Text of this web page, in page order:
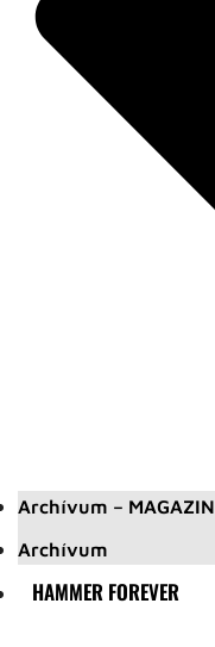
Archívum – MAGAZIN
Archívum
HAMMER FOREVER